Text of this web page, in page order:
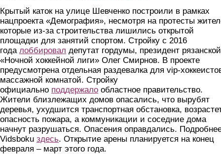
Крытый каток на улице Шевченко построили в рамках
нацпроекта «Демография», несмотря на протесты
которые из-за строительства лишились открытой
площадки для занятий спортом. Стройку с 2016
года лоббировал депутат гордумы, президент рязанской
«Ночной хоккейной лиги» Олег Смирнов. В проекте
предусмотрена отдельная раздевалка для vip-
массажной комнатой. Стройку
официально поддержало областное правительство.
Жители близлежащих домов опасались, что вырубят
деревья, ухудшится транспортная обстановка,
опасность пожара, а коммуникации и соседние дома
начнут разрушаться. Опасения оправдались.
Vidsboku здесь. Открытие арены планируется на конец
февраля – март этого года.